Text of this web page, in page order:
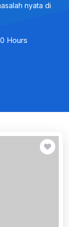
nyata di
Hours